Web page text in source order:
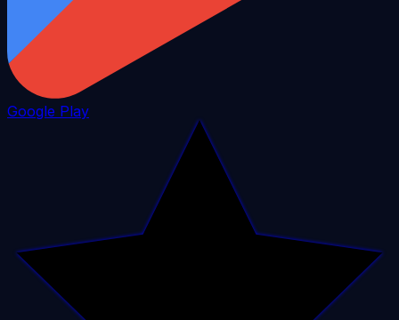
Google Play